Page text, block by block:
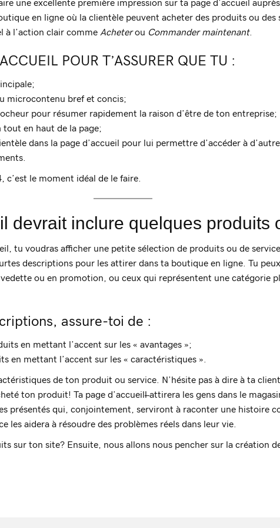
une excellente première impression sur ta page d’accueil
en ligne où la clientèle peuvent acheter des produits ou des
à l’action clair comme Acheterou Commander maintenant.
POUR T’ASSURER QUE TU :
microcontenu bref et concis;
pour résumer rapidement la raison d’être de ton entreprise;
tout en haut de la page;
dans la page d’accueil pour lui permettre d’accéder à
c’est le moment idéal de le faire.
devrait inclure quelques produits
tu voudras afficher une petite sélection de produits ou de
descriptions pour les attirer dans ta boutique en ligne. Tu
ou en promotion, ou ceux qui représentent une catégorie
assure-toi de :
en mettant l’accent sur les « avantages »;
en mettant l’accent sur les « caractéristiques ».
de ton produit ou service. N’hésite pas à dire à ta
ton produit! Ta page d’accueil lattirera les gens dans le
présentés qui, conjointement, serviront à raconter une histoire
les aidera à résoudre des problèmes réels dans leur vie.
sur ton site? Ensuite, nous allons nous pencher sur la création